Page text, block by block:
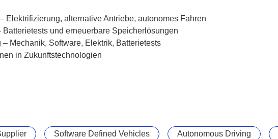
Elektrifizierung, alternative Antriebe, autonomes Fahren
und erneuerbare Speicherlösungen
– Mechanik, Software, Elektrik, Batterietests
in Zukunftstechnologien
Software Defined Vehicles Autonomous Driving